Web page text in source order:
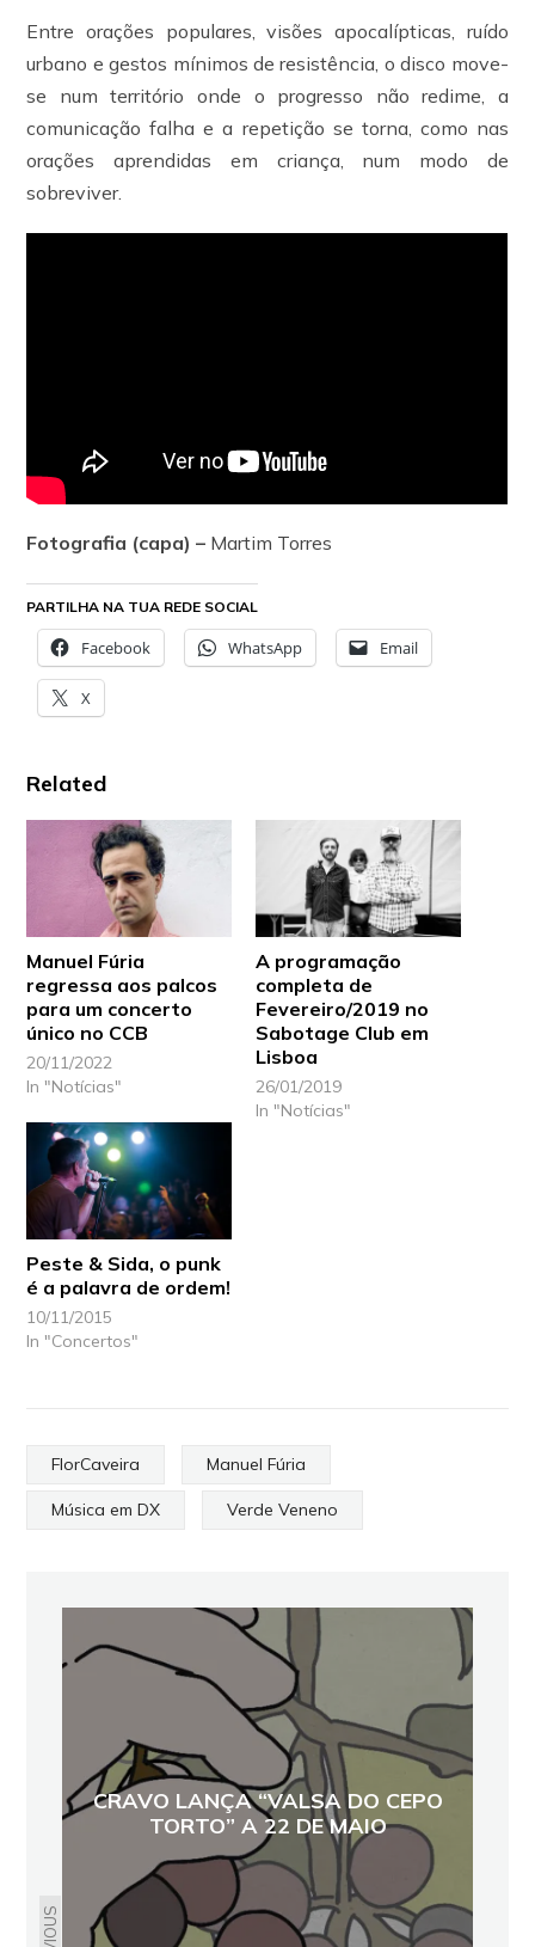
Entre orações populares, visões apocalípticas, ruído
urbano e gestos mínimos de resistência, o disco move-
se num território onde o progresso não redime, a
comunicação falha e a repetição se torna, como nas
orações aprendidas em criança, num modo de
sobreviver.
Fotografia (capa) – Martim Torres
PARTILHA NA TUA REDE SOCIAL
Facebook WhatsApp Email
X
Related
Manuel Fúria
regressa aos palcos
para um concerto
único no CCB
20/11/2022
In "Notícias"
A programação
completa de
Fevereiro/2019 no
Sabotage Club em
Lisboa
26/01/2019
In "Notícias"
Peste & Sida, o punk
é a palavra de ordem!
10/11/2015
In "Concertos"
FlorCaveira Manuel Fúria
Música em DX Verde Veneno
CRAVO LANÇA “VALSA DO CEPO
TORTO” A 22 DE MAIO